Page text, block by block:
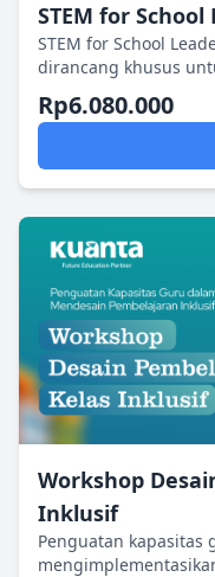
STEM for School
STEM for School
dirancang khusus
Rp6.080.000
Workshop
Inklusif
Penguatan kapasitas